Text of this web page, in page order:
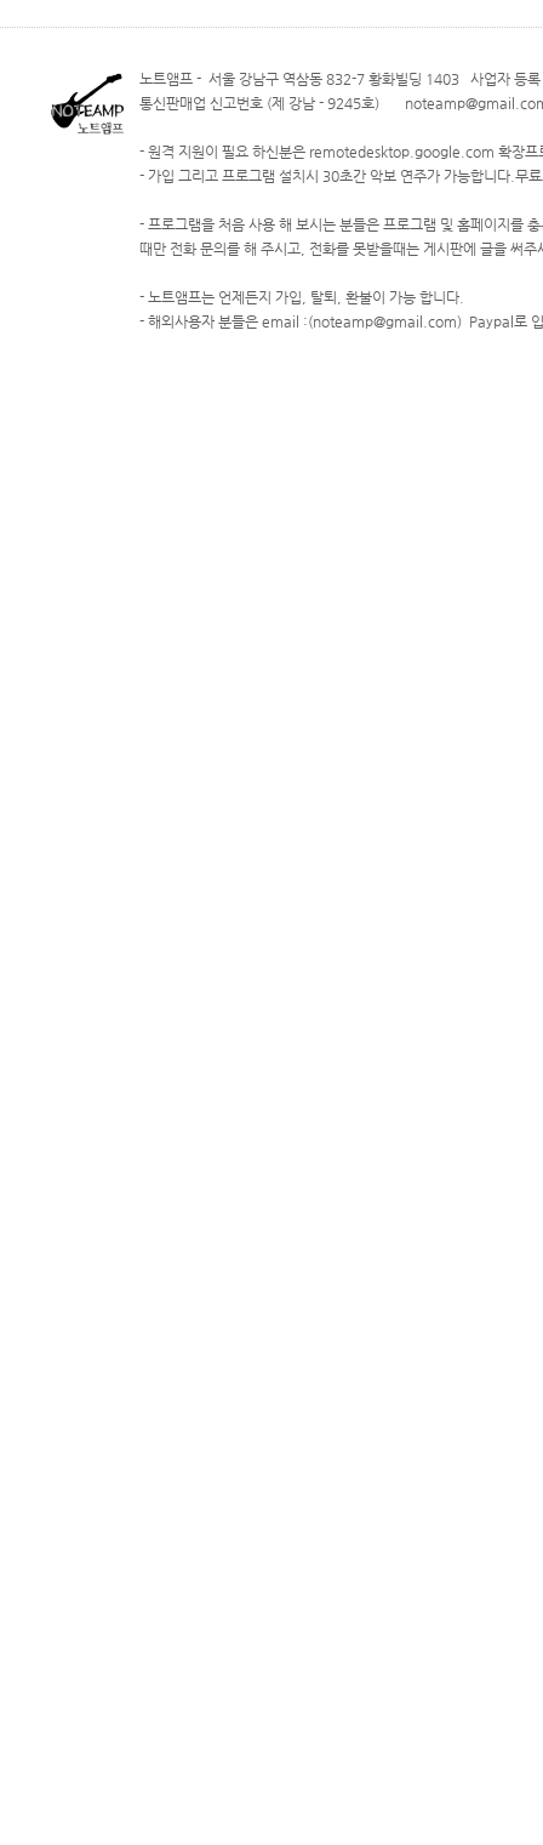
노트앰프 - 서울 강남구 역삼동 832-7 황화빌딩 1403 사업자 등
통신판매업 신고번호 (제 강남 - 9245호)
- 원격 지원이 필요 하신분은 remotedesktop.google.com 확장프
- 가입 그리고 프로그램 설치시 30초간 악보 연주가 가능합니다.무
- 프로그램을 처음 사용 해 보시는 분들은 프로그램 및 홈페이지를
때만 전화 문의를 해 주시고, 전화를 못받을때는 게시판에 글을 써
- 노트앰프는 언제든지 가입, 탈퇴, 환불이 가능 합니다.
- 해외사용자 분들은 email :(noteamp@gmail.com) Paypal로